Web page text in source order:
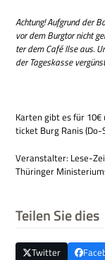
Ach­tung! Auf­grund der
vor dem Burg­tor nicht
ter dem Café Ilse aus.
der Tages­kasse
Kar­ten gibt es für
ticket Burg Ranis (Do-
Ver­an­stal­ter: Lese-
Thü­rin­ger
Teilen Sie dies
Twitter